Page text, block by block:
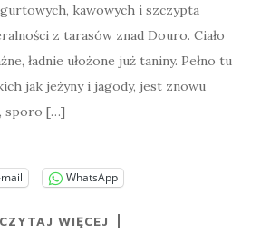
kawowych i szczypta
z tarasów znad Douro. Ciało
ładnie ułożone już taniny. Pełno tu
jak jeżyny i jagody, jest znowu
sporo […]
WhatsApp
CZYTAJ WIĘCEJ